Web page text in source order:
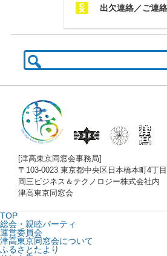
Q 出欠連絡／ご連絡
検
索:
[津高東京同窓会事務局]
〒103-0023 東京都中央区日本橋本町4丁
岡三ビジネス＆テクノロジー株式会社内
津高東京同窓会
TOP
総会・親睦パーティ
運営委員会
津高東京同窓会について
ふるさとたより